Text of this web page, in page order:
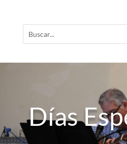
Días